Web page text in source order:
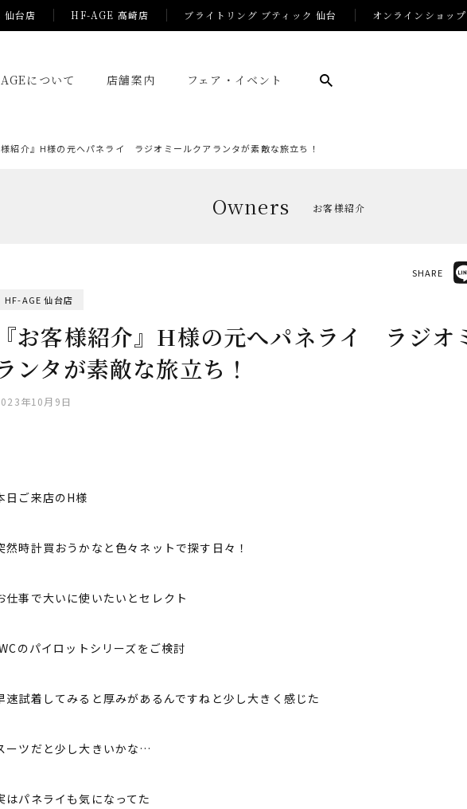
台店 HF-AGE 高崎店 ブライトリング ブティック 仙台 オンラインショップ
について 店舗案内 フェア・イベント
様紹介』H様の元へパネライ ラジオミールクアランタが素敵な旅立ち！
Owners お客様紹介
HF-AGE 仙台店
『お客様紹介』H様の元へパネライ ラジオ
ンタが素敵な旅立ち！
年10月9日
SHARE
日ご来店のH様
然時計買おうかなと色々ネットで探す日々！
仕事で大いに使いたいとセレクト
のパイロットシリーズをご検討
速試着してみると厚みがあるんですねと少し大きく感じた
ーツだと少し大きいかな…
はパネライも気になってた